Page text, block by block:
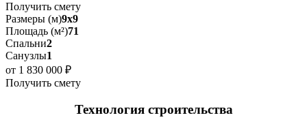
Получить смету
Размеры (м)9х9
Площадь (м²)71
Спальни2
Санузлы1
от 1 830 000 ₽
Получить смету
Технология строительства